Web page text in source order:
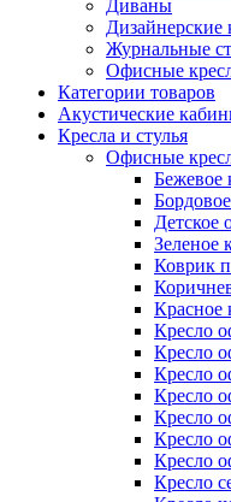
Диваны
Дизайнерские
Журнальные
Офисные
Категории товаров
Акустические
Кресла и стулья
Офисные
Бежевое
Детское
Зеленое
Коврик
Красное
Кресло
Кресло
Кресло
Кресло
Кресло
Кресло
Кресло
Кресло